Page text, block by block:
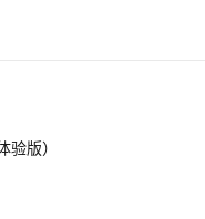
与
到堆栈解析
版）